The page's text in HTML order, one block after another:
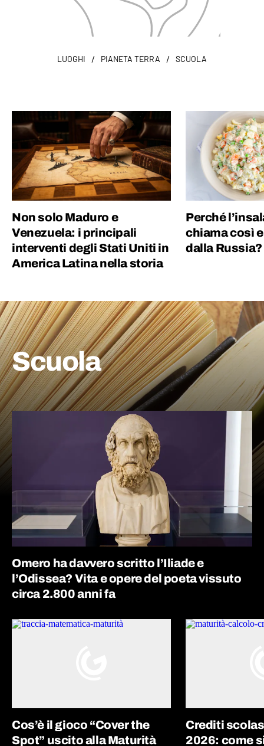
LUOGHI / PIANETA TERRA / SCUOLA
Non solo Maduro e
Venezuela: i principali
interventi degli Stati Uniti in
America Latina nella storia
Perché
chiama così
dalla Russia?
Scuola
Omero ha davvero scritto l’Iliade e
l’Odissea? Vita e opere del poeta vissuto
circa 2.800 anni fa
Cos’è il gioco “Cover the
Spot” uscito alla Maturità
Crediti
2026: come